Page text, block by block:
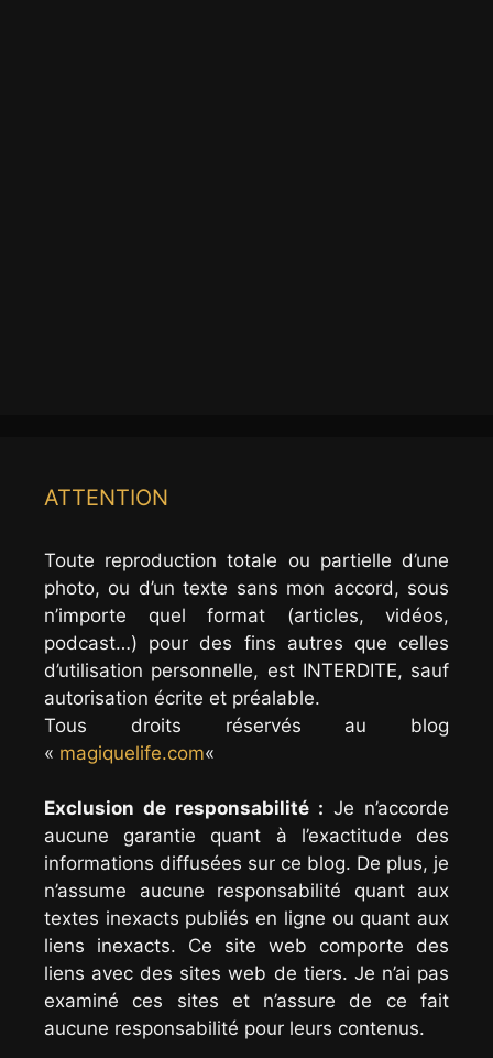
ATTENTION
Toute reproduction totale ou partielle d’une
photo, ou d’un texte sans mon accord, sous
n’importe quel format (articles, vidéos,
podcast…) pour des fins autres que celles
d’utilisation personnelle, est INTERDITE, sauf
autorisation écrite et préalable.
Tous droits réservés au blog
« magiquelife.com«
Exclusion de responsabilité : Je n’accorde
aucune garantie quant à l’exactitude des
informations diffusées sur ce blog. De plus, je
n’assume aucune responsabilité quant aux
textes inexacts publiés en ligne ou quant aux
liens inexacts. Ce site web comporte des
liens avec des sites web de tiers. Je n’ai pas
examiné ces sites et n’assure de ce fait
aucune responsabilité pour leurs contenus.